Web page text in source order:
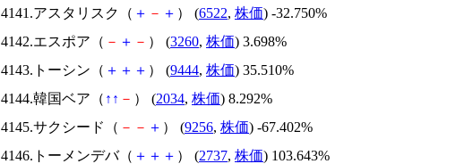
4141.アスタリスク（ ＋ － ＋ ） (6522, 株価) -32.750%
4142.エスポア（ － ＋ － ） (3260, 株価) 3.698%
4143.トーシン（ ＋ ＋ ＋ ） (9444, 株価) 35.510%
4144.韓国ベア（ ↑ ↑ － ） (2034, 株価) 8.292%
4145.サクシード（ － － ＋ ） (9256, 株価) -67.402%
4146.トーメンデバ（ ＋ ＋ ＋ ） (2737, 株価) 103.643%